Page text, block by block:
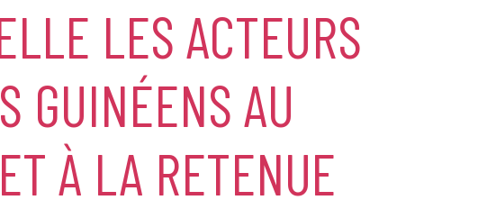
LES ACTEURS
GUINÉENS AU
À LA RETENUE